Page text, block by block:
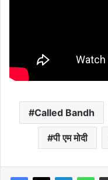
Called Bandh
पी एम मोदी